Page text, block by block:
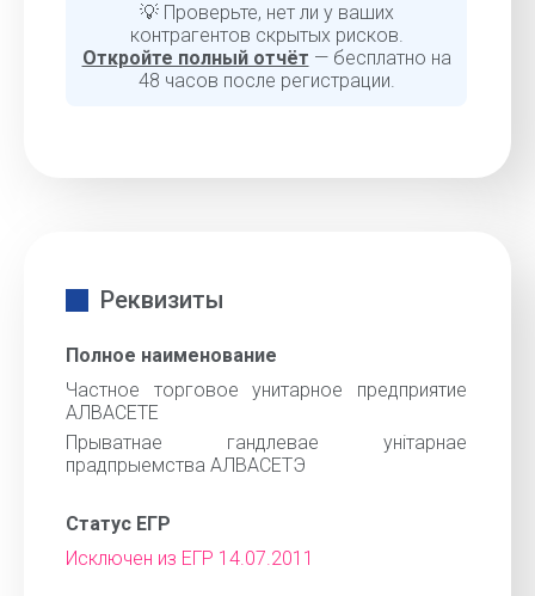
💡 Проверьте, нет ли у ваших
контрагентов скрытых рисков.
Откройте полный отчёт — бесплатно на
48 часов после регистрации.
Реквизиты
Полное наименование
Частное торговое унитарное предприятие
АЛВАСЕТЕ
Прыватнае гандлевае унiтарнае
прадпрыемства АЛВАСЕТЭ
Статус ЕГР
Исключен из ЕГР 14.07.2011